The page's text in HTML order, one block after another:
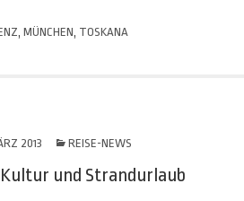
, MÜNCHEN, TOSKANA
2013 REISE-NEWS
und Strandurlaub